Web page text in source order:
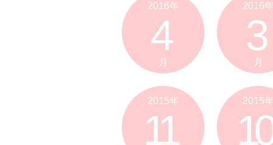
2016年
4
月
2016
3
月
2015年
11
2015
10